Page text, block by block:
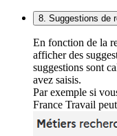
8. Suggestions de
En fonction de la
afficher des
suggestions sont
avez saisis.
Par exemple si
France Travail